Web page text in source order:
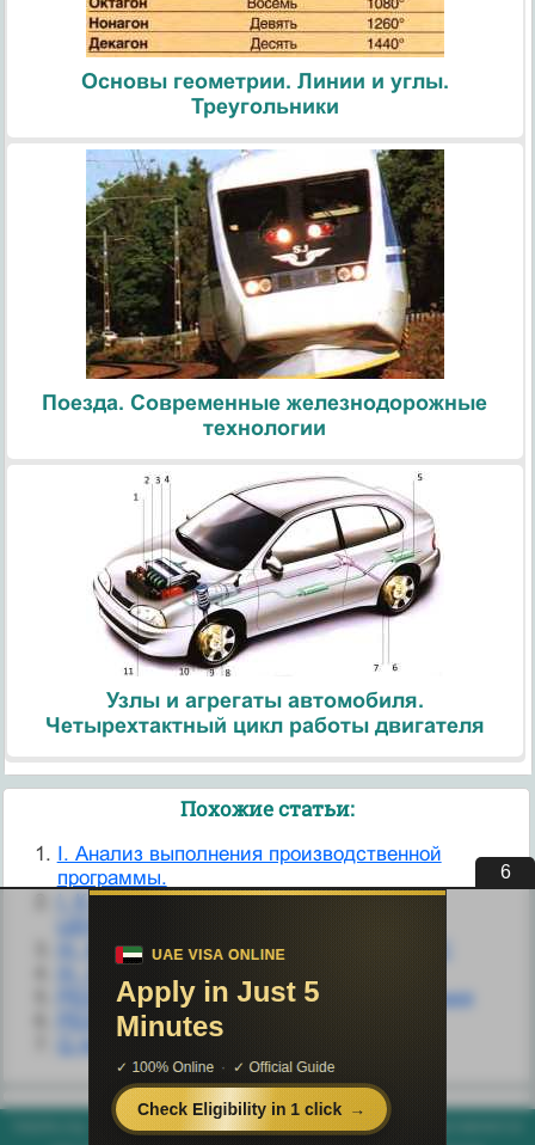
Основы геометрии. Линии и углы.
Треугольники
Поезда. Современные железнодорожные
технологии
Узлы и агрегаты автомобиля.
Четырехтактный цикл работы двигателя
Похожие статьи:
I. Анализ выполнения производственной
программы.
I. К АНАЛИЗУ ПОЛНОСТЬЮ
ЦЕНТРАЛИЗОВАННОГО ХОЗЯЙСТВА
III. Методы количественного анализа ЛРС
PEST- анализ муниципального образования
PEST-анализ факторов макросреды
helpiks.org - Хелпикс.Орг - 2014-2026 год. Материал сайта представляется
5